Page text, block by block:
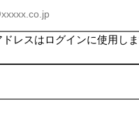
レスはログインに使用しま